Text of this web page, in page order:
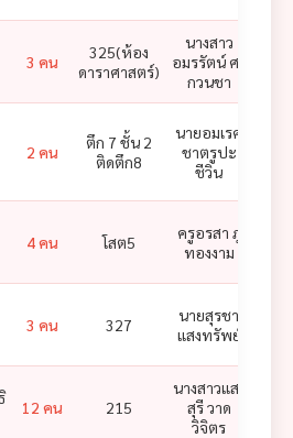
3 คน
325(ห้อง
ดาราศาสตร์)
นางสาว
อมรรัตน์ ศรี
กวนชา
2 คน
ตึก 7 ชั้น 2
ติดตึก8
นายอมเรศ
ชาตรูปะ
ชีวิน
4 คน โสต5
ครูอรสา ภู่
ทองงาม
3 คน 327
นายสุรชา
แสงทรัพย์
12 คน 215
นางสาวแสง
สุรี วาด
วิจิตร